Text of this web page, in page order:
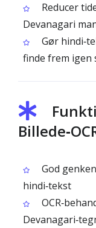
Reducer
Devanagari
Gør
finde frem igen
God
hindi‑tekst